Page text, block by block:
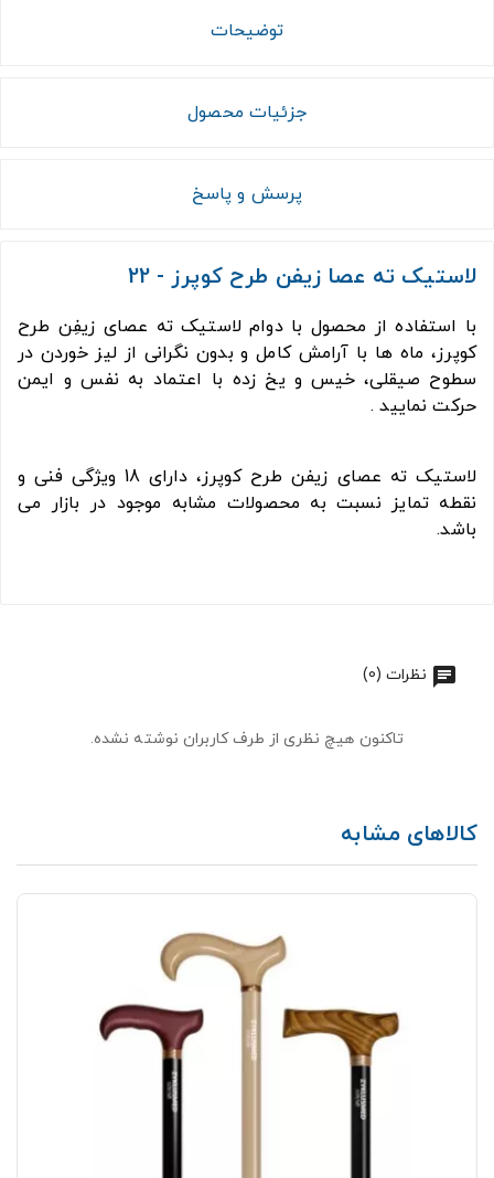
توضیحات
جزئیات محصول
پرسش و پاسخ
لاستیک ته عصا زیفن طرح کوپرز - 22
با استفاده از محصول با دوام لاستیک ته عصای زیفِن طرح
کوپرز، ماه ها با آرامش کامل و بدون نگرانی از لیز خوردن در
سطوح صیقلی، خیس و یخ زده با اعتماد به نفس و ایمن
حرکت نمایید .
لاستیک ته عصای زیفن طرح کوپرز، دارای 18 ویژگی فنی و
نقطه تمایز نسبت به محصولات مشابه موجود در بازار می
باشد.
نظرات (0)
تاکنون هیچ نظری از طرف کاربران نوشته نشده.
کالاهای مشابه